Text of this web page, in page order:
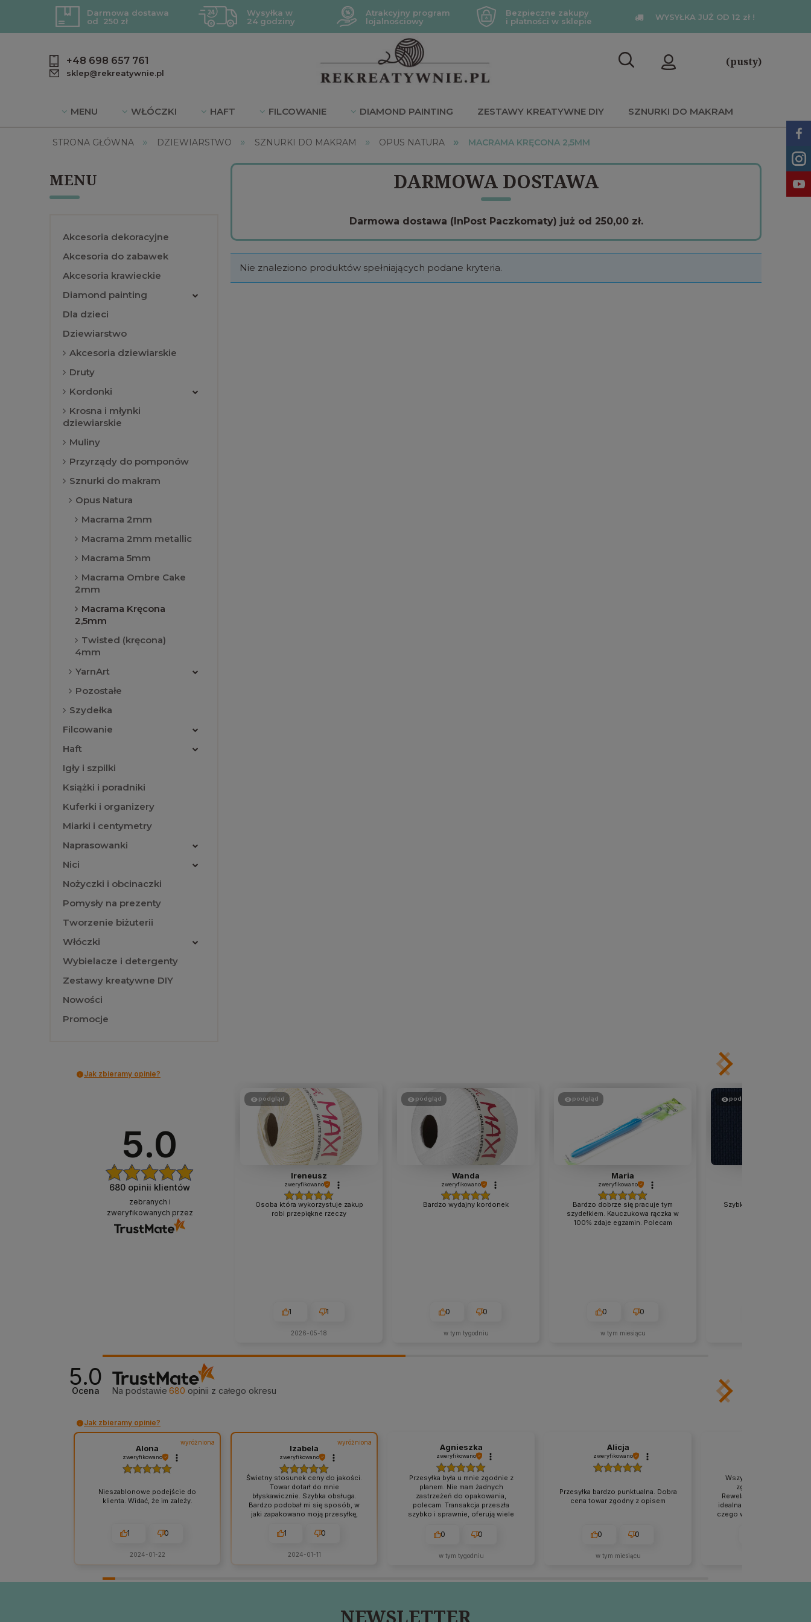
Darmowa dostawa
od 250 zł
Wysyłka w
24 godziny
Atrakcyjny program
lojalnościowy
Bezpieczne zakupy
i płatności w sklepie
WYSYŁKA JUŻ OD 12 zł !
+48 698 657 761
sklep@rekreatywnie.pl
(pusty)
MENU WŁÓCZKI HAFT FILCOWANIE DIAMOND PAINTING ZESTAWY KREATYWNE DIY SZNURKI DO MAKRAM
BLOG DZIEWIARSTWO PROMOCJE
STRONA GŁÓWNA » DZIEWIARSTWO » SZNURKI DO MAKRAM » OPUS NATURA » MACRAMA KRĘCONA 2,5MM
MENU
Akcesoria dekoracyjne
Akcesoria do zabawek
Akcesoria krawieckie
Diamond painting
Dla dzieci
Dziewiarstwo
Akcesoria dziewiarskie
Druty
Kordonki
Krosna i młynki
dziewiarskie
Muliny
Przyrządy do pomponów
Sznurki do makram
Opus Natura
Macrama 2mm
Macrama 2mm metallic
Macrama 5mm
Macrama Ombre Cake
2mm
Macrama Kręcona
2,5mm
Twisted (kręcona)
4mm
YarnArt
Pozostałe
Szydełka
Filcowanie
Haft
Igły i szpilki
Książki i poradniki
Kuferki i organizery
Miarki i centymetry
Naprasowanki
Nici
Nożyczki i obcinaczki
Pomysły na prezenty
Tworzenie biżuterii
Włóczki
Wybielacze i detergenty
Zestawy kreatywne DIY
Nowości
Promocje
DARMOWA DOSTAWA
Darmowa dostawa (InPost Paczkomaty) już od 250,00 zł.
Nie znaleziono produktów spełniających podane kryteria.
Jak zbieramy opinie?
5.0
680 opinii klientów
zebranych i
zweryfikowanych przez
podgląd
Ireneusz
zweryfikowano
Osoba która wykorzystuje zakup
robi przepiękne rzeczy
1 1
2026-05-18
podgląd
Wanda
zweryfikowano
Bardzo wydajny kordonek
0 0
w tym tygodniu
podgląd
Maria
zweryfikowano
Bardzo dobrze się pracuje tym
szydełkiem. Kauczukowa rączka w
100% zdaje egzamin. Polecam
0 0
w tym miesiącu
podgląd
Szybko wysłany produkt
5.0
Ocena Na podstawie 680 opinii z całego okresu
Jak zbieramy opinie?
wyróżniona
Alona
zweryfikowano
Nieszablonowe podejście do
klienta. Widać, że im zależy.
1 0
2024-01-22
wyróżniona
Izabela
zweryfikowano
Świetny stosunek ceny do jakości.
Towar dotarł do mnie
błyskawicznie. Szybka obsługa.
Bardzo podobał mi się sposób, w
jaki zapakowano moją przesyłkę,
1 0
2024-01-11
Agnieszka
zweryfikowano
Przesyłka była u mnie zgodnie z
planem. Nie mam żadnych
zastrzeżeń do opakowania,
polecam. Transakcja przeszła
szybko i sprawnie, oferują wiele
rewelacja.
0 0
w tym tygodniu
Alicja
zweryfikowano
Przesyłka bardzo punktualna. Dobra
cena towar zgodny z opisem
0 0
w tym miesiącu
Wszystko odbyło się
zgodnie z
Rewelacyjna obsługa, po
idealna. Solidna i ładna
czego więcej trzeba. Ten
NEWSLETTER